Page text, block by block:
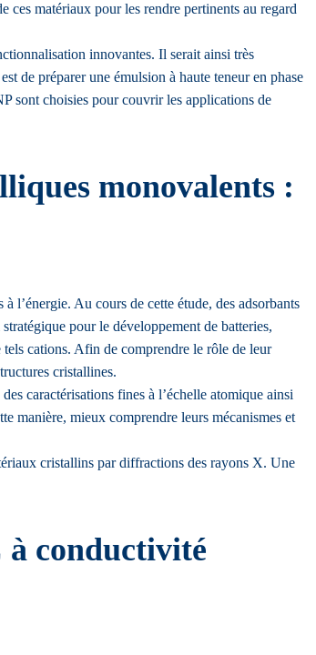
ces matériaux pour les rendre pertinents au regard
innovantes. Il serait ainsi très
de préparer une émulsion à haute teneur en phase
sont choisies pour couvrir les applications de
monovalents :
l’énergie. Au cours de cette étude, des adsorbants
pour le développement de batteries,
cations. Afin de comprendre le rôle de leur
cristallines.
caractérisations fines à l’échelle atomique ainsi
manière, mieux comprendre leurs mécanismes et
cristallins par diffractions des rayons X. Une
à conductivité